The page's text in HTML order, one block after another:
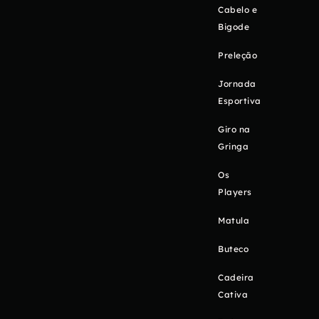
Cabelo e
Bigode
Preleção
Jornada
Esportiva
Giro na
Gringa
Os
Players
Matula
Buteco
Cadeira
Cativa